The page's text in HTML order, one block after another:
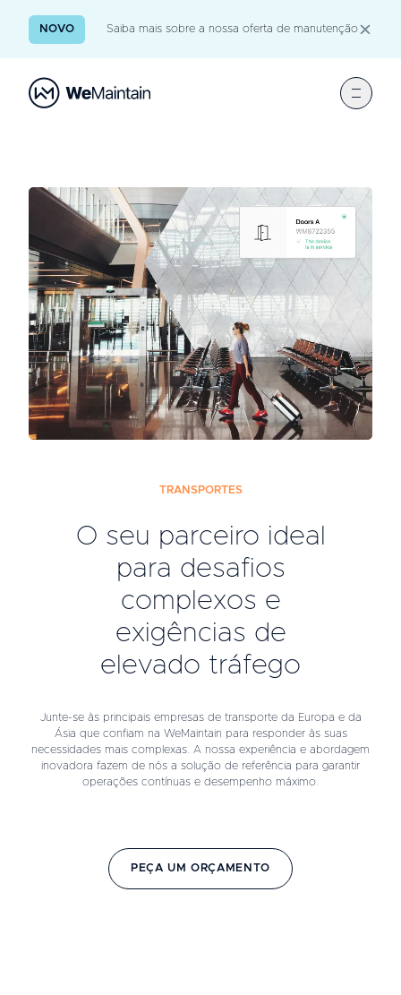
NOVO Saiba mais sobre a nossa oferta de manutenção
TRANSPORTES
O seu parceiro ideal
para desafios
complexos e
exigências de
elevado tráfego
Junte-se às principais empresas de transporte da Europa e da
Ásia que confiam na WeMaintain para responder às suas
necessidades mais complexas. A nossa experiência e abordagem
inovadora fazem de nós a solução de referência para garantir
operações contínuas e desempenho máximo.
PEÇA UM ORÇAMENTO